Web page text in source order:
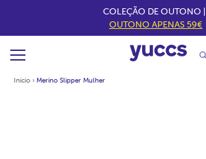
COLEÇÃO DE OUTONO |
OUTONO APENAS 59€
Início › Merino Slipper Mulher